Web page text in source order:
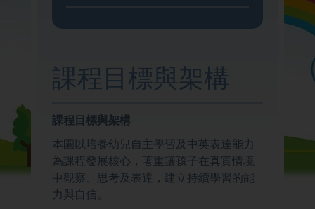
校園生活
課程目標與架構
課程目標與架構
本園以培養幼兒自主學習及中英表達能力
為課程發展核心，著重讓孩子在真實情境
中觀察、思考及表達，建立持續學習的能
力與自信。